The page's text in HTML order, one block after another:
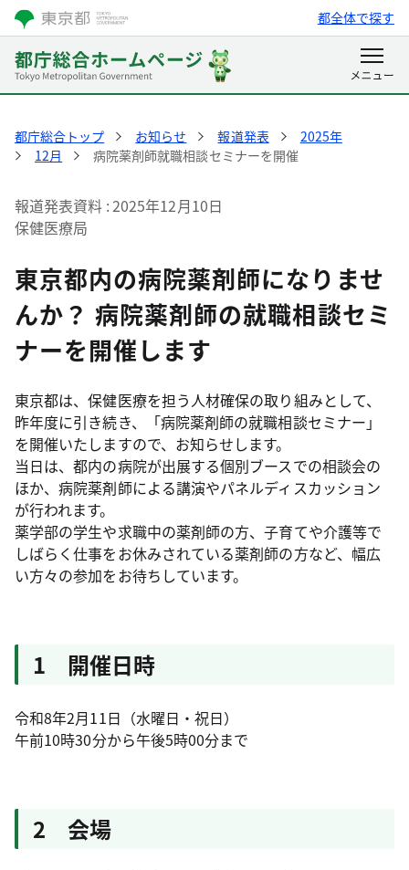
都全体で探す
都庁総合トップ お知らせ 報道発表
2025年
12月
病院薬剤師就職相談セミナーを開催
報道発表資料 2025年12月10日
保健医療局
東京都内の病院薬剤師になりませ
んか？ 病院薬剤師の就職相談セミ
ナーを開催します
東京都は、保健医療を担う人材確保の取り組みとして、
昨年度に引き続き、「病院薬剤師の就職相談セミナー」
を開催いたしますので、お知らせします。
当日は、都内の病院が出展する個別ブースでの相談会の
ほか、病院薬剤師による講演やパネルディスカッション
が行われます。
薬学部の学生や求職中の薬剤師の方、子育てや介護等で
しばらく仕事をお休みされている薬剤師の方など、幅広
い方々の参加をお待ちしています。
1 開催日時
令和8年2月11日（水曜日・祝日）
午前10時30分から午後5時00分まで
2 会場